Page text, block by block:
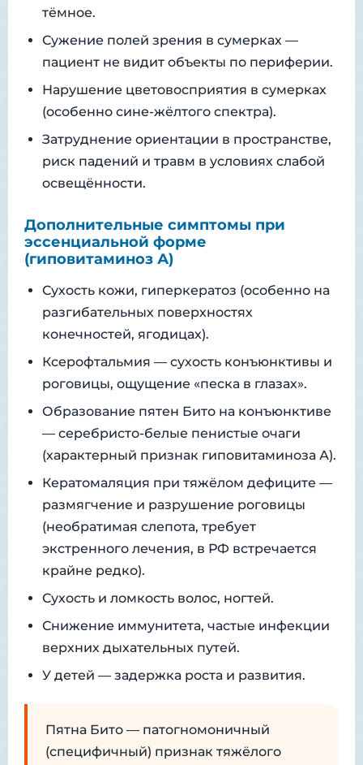
тёмное.
Сужение полей зрения в сумерках —
пациент не видит объекты по периферии.
Нарушение цветовосприятия в сумерках
(особенно сине-жёлтого спектра).
Затруднение ориентации в пространстве,
риск падений и травм в условиях слабой
освещённости.
Дополнительные симптомы при
эссенциальной форме
(гиповитаминоз А)
Сухость кожи, гиперкератоз (особенно на
разгибательных поверхностях
конечностей, ягодицах).
Ксерофтальмия — сухость конъюнктивы и
роговицы, ощущение «песка в глазах».
Образование пятен Бито на конъюнктиве
— серебристо-белые пенистые очаги
(характерный признак гиповитаминоза А).
Кератомаляция при тяжёлом дефиците —
размягчение и разрушение роговицы
(необратимая слепота, требует
экстренного лечения, в РФ встречается
крайне редко).
Сухость и ломкость волос, ногтей.
Снижение иммунитета, частые инфекции
верхних дыхательных путей.
У детей — задержка роста и развития.
Пятна Бито — патогномоничный
(специфичный) признак тяжёлого